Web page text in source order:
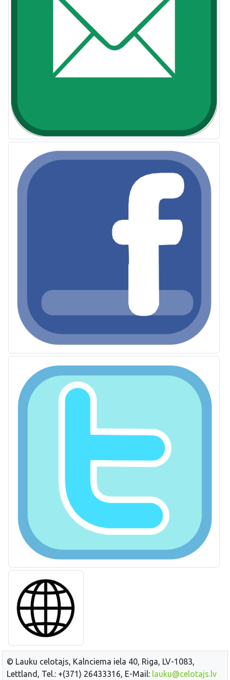
© Lauku celotajs, Kalnciema iela 40, Riga, LV-1083,
Lettland, Tel.: +(371) 26433316, E-Mail: lauku@celotajs.lv